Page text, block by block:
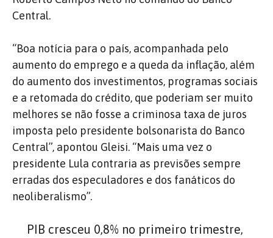
Central.
“Boa notícia para o país, acompanhada pelo
aumento do emprego e a queda da inflação, além
do aumento dos investimentos, programas sociais
e a retomada do crédito, que poderiam ser muito
melhores se não fosse a criminosa taxa de juros
imposta pelo presidente bolsonarista do Banco
Central”, apontou Gleisi. “Mais uma vez o
presidente Lula contraria as previsões sempre
erradas dos especuladores e dos fanáticos do
neoliberalismo”.
PIB cresceu 0,8% no primeiro trimestre,